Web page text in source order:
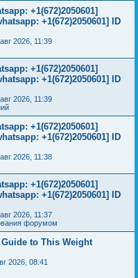
+1(672)2050601]
+1(672)2050601] ID
2026, 11:39
+1(672)2050601]
+1(672)2050601] ID
2026, 11:39
+1(672)2050601]
+1(672)2050601] ID
2026, 11:38
+1(672)2050601]
+1(672)2050601] ID
2026, 11:37
форумом
to This Weight
2026, 08:41